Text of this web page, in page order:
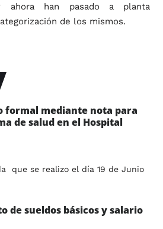
ahora han pasado a planta
de los mismos.
formal mediante nota para
de salud en el Hospital
que se realizo el día 19 de Junio
de sueldos básicos y salario